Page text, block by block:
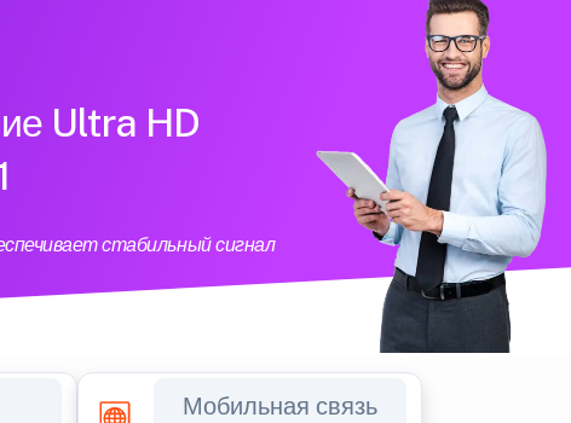
Ultra HD
стабильный сигнал
Мобильная связь